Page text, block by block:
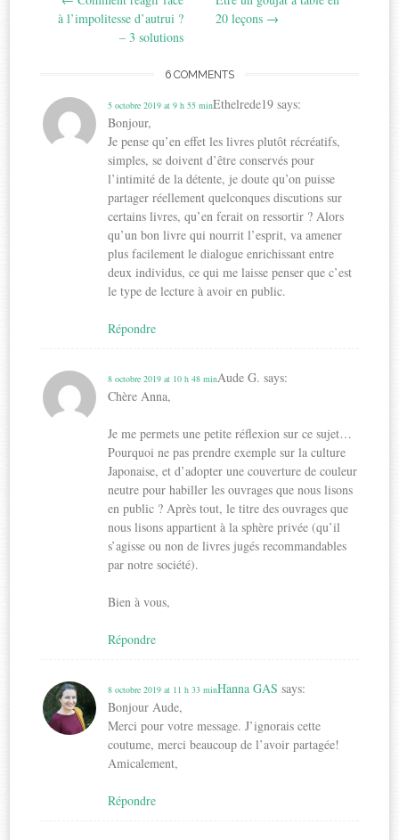
navigation
à l’impolitesse d’autrui ?
– 3 solutions
20 leçons →
6 COMMENTS
Ethelrede19 says:
5 octobre 2019 at 9 h 55 min
Bonjour,
Je pense qu’en effet les livres plutôt récréatifs,
simples, se doivent d’être conservés pour
l’intimité de la détente, je doute qu’on puisse
partager réellement quelconques discutions sur
certains livres, qu’en ferait on ressortir ? Alors
qu’un bon livre qui nourrit l’esprit, va amener
plus facilement le dialogue enrichissant entre
deux individus, ce qui me laisse penser que c’est
le type de lecture à avoir en public.
Répondre
Aude G. says:
8 octobre 2019 at 10 h 48 min
Chère Anna,
Je me permets une petite réflexion sur ce sujet…
Pourquoi ne pas prendre exemple sur la culture
Japonaise, et d’adopter une couverture de couleur
neutre pour habiller les ouvrages que nous lisons
en public ? Après tout, le titre des ouvrages que
nous lisons appartient à la sphère privée (qu’il
s’agisse ou non de livres jugés recommandables
par notre société).
Bien à vous,
Répondre
Hanna GAS says:
8 octobre 2019 at 11 h 33 min
Bonjour Aude,
Merci pour votre message. J’ignorais cette
coutume, merci beaucoup de l’avoir partagée!
Amicalement,
Répondre